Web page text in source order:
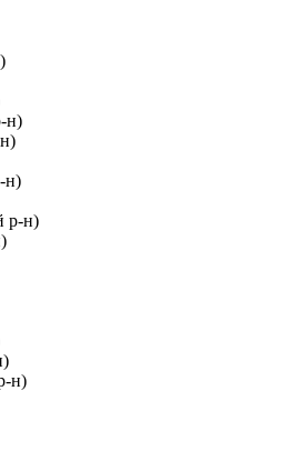
н)
н)
р-н)
н)